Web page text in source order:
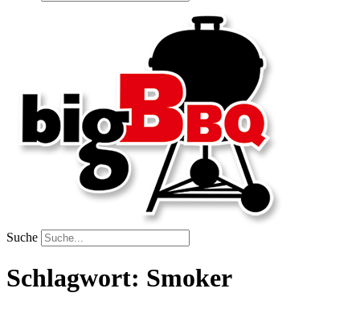
Suche
Schlagwort: Smoker